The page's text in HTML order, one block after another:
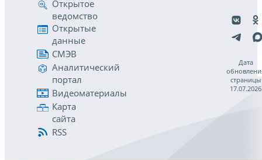
Открытое
ведомство
Открытые
данные
СМЭВ
Аналитический
портал
Видеоматериалы
Карта
сайта
RSS
Дата
страницы
17.07.2026